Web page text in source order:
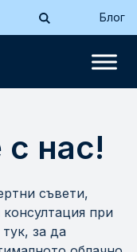
Блог
с нас!
съвети,
при
за да